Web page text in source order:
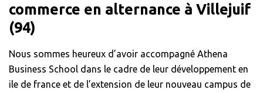
commerce en alternance à Villejuif
(94)
Nous sommes heureux d’avoir accompagné Athena
Business School dans le cadre de leur développement en
ile de france et de l’extension de leur nouveau campus de